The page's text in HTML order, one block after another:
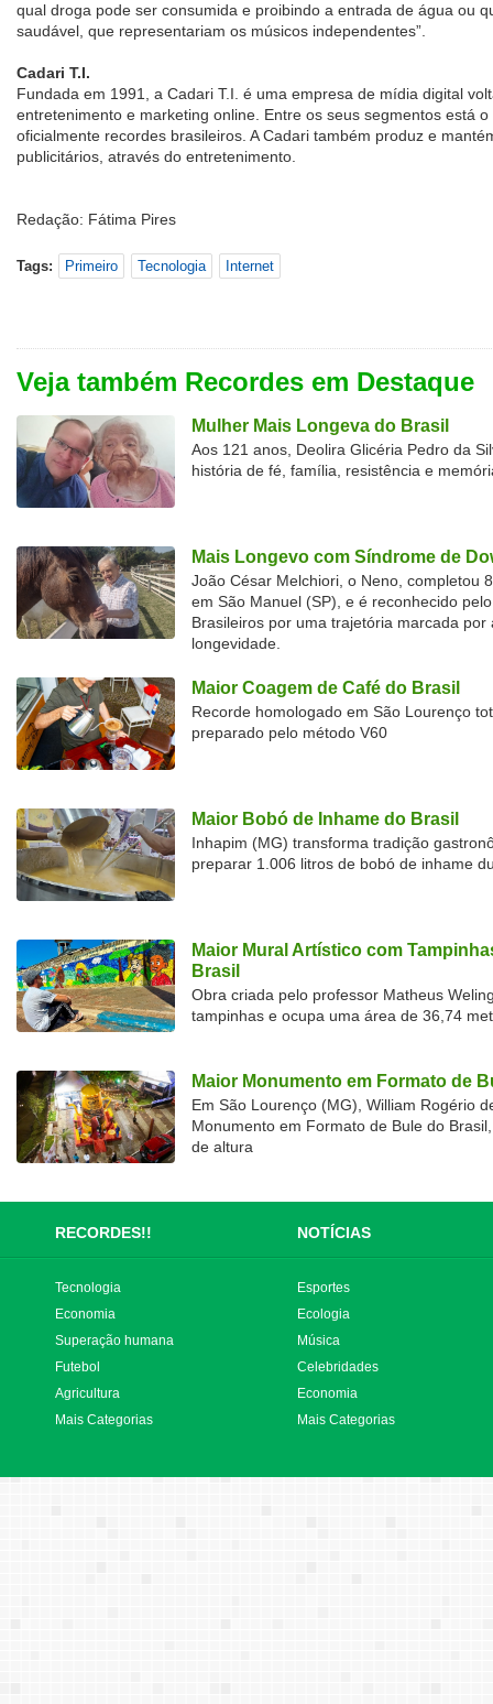
qual droga pode ser consumida e proibindo a entrada de água ou
saudável, que representariam os músicos independentes”.
Cadari T.I.
Fundada em 1991, a Cadari T.I. é uma empresa de mídia digital
entretenimento e marketing online. Entre os seus segmentos está
oficialmente recordes brasileiros. A Cadari também produz e
publicitários, através do entretenimento.
Redação: Fátima Pires
Tags: Primeiro Tecnologia Internet
Veja também Recordes em Destaque
Mulher Mais Longeva do Brasil
Aos 121 anos, Deolira Glicéria Pedro da
história de fé, família, resistência e
Mais Longevo com Síndrome de
João César Melchiori, o Neno, completou
em São Manuel (SP), e é reconhecido
Brasileiros por uma trajetória marcada por
longevidade.
Maior Coagem de Café do Brasil
Recorde homologado em São Lourenço
preparado pelo método V60
Maior Bobó de Inhame do Brasil
Inhapim (MG) transforma tradição
preparar 1.006 litros de bobó de inhame
Maior Mural Artístico com
Brasil
Obra criada pelo professor Matheus
tampinhas e ocupa uma área de 36,74
Maior Monumento em Formato de
Em São Lourenço (MG), William Rogério
Monumento em Formato de Bule do
de altura
RECORDES!! NOTÍCIAS
Tecnologia
Economia
Superação humana
Futebol
Agricultura
Mais Categorias
Esportes
Ecologia
Música
Celebridades
Economia
Mais Categorias